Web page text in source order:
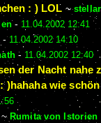
: ) LOL ~
- 11.04.2002 12:41
- 11.04.2002 14:10
- 11.04.2002 12:40
der Nacht nahe
)hahaha wie
~ Rumita von Istorien